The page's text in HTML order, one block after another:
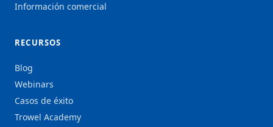
Información comercial
RECURSOS
Blog
Webinars
Casos de éxito
Trowel Academy